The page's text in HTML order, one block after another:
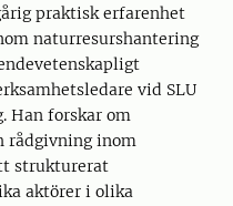
praktisk erfarenhet
naturresurshantering
vid SLU
Han forskar om
rådgivning inom
strukturerat
aktörer i olika